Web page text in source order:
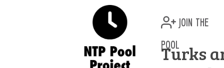
join the
pool
Turks